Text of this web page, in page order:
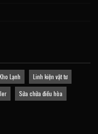
Lạnh
Linh kiện vật tư
Sửa chữa điều hòa